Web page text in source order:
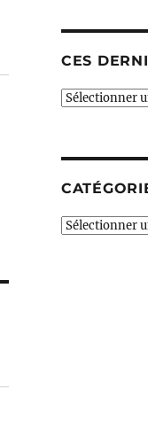
CES
Ces
Catégories